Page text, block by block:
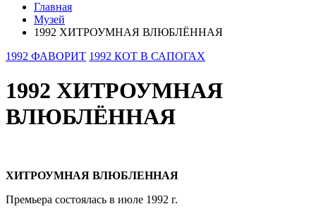
Главная
Музей
1992 ХИТРОУМНАЯ ВЛЮБЛЁННАЯ
1992 ФАВОРИТ 1992 КОТ В САПОГАХ
1992 ХИТРОУМНАЯ
ВЛЮБЛЁННАЯ
ХИТРОУМНАЯ ВЛЮБЛЕННАЯ
Премьера состоялась в июле 1992 г.